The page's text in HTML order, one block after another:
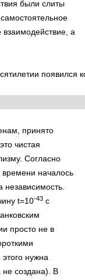
были слиты
а
появился
принято
чистая
Согласно
началось
независимость.
t=10-43 c
просто не в
нужна
не создана). В